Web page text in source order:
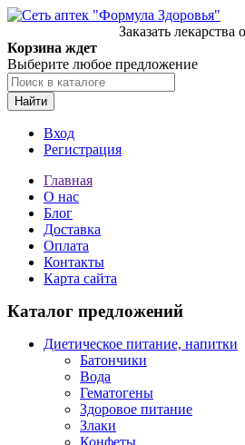
Заказать лекарства
Корзина ждет
Выберите любое предложение
Найти
Вход
Регистрация
Главная
О нас
Блог
Доставка
Оплата
Контакты
Карта сайта
Каталог предложений
Диетическое питание, напитки
Батончики
Вода
Гематогены
Здоровое питание
Злаки
Конфеты